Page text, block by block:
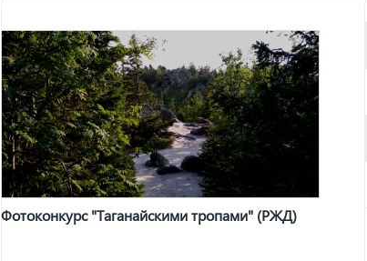
Фотоконкурс "Таганайскими тропами" (РЖД)